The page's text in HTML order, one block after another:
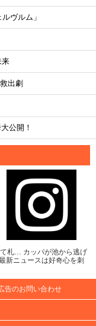
ヴルム」
来
出劇
公開！
て札… カッパが池から逃げ
新ニュースは好奇心を刺
告のお問い合わせ